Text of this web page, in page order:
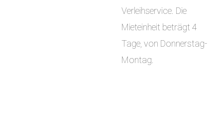
Verleihservice. Die
Mieteinheit beträgt 4
Tage, von Donnerstag-
Montag.